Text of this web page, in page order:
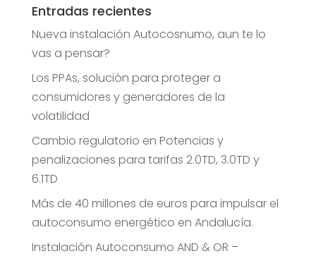
Entradas recientes
Nueva instalación Autocosnumo, aun te lo
vas a pensar?
Los PPAs, solución para proteger a
consumidores y generadores de la
volatilidad
Cambio regulatorio en Potencias y
penalizaciones para tarifas 2.0TD, 3.0TD y
6.1TD
Más de 40 millones de euros para impulsar el
autoconsumo energético en Andalucía.
Instalación Autoconsumo AND & OR –